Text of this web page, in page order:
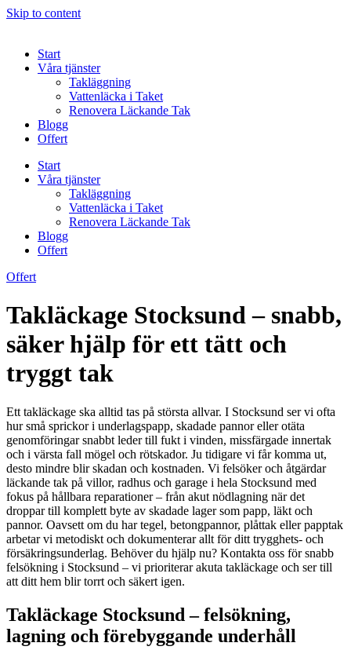
Skip to content
Start
Våra tjänster
Takläggning
Vattenläcka i Taket
Renovera Läckande Tak
Blogg
Offert
Start
Våra tjänster
Takläggning
Vattenläcka i Taket
Renovera Läckande Tak
Blogg
Offert
Offert
Takläckage Stocksund – snabb,
säker hjälp för ett tätt och
tryggt tak
Ett takläckage ska alltid tas på största allvar. I Stocksund ser vi ofta
hur små sprickor i underlagspapp, skadade pannor eller otäta
genomföringar snabbt leder till fukt i vinden, missfärgade innertak
och i värsta fall mögel och rötskador. Ju tidigare vi får komma ut,
desto mindre blir skadan och kostnaden. Vi felsöker och åtgärdar
läckande tak på villor, radhus och garage i hela Stocksund med
fokus på hållbara reparationer – från akut nödlagning när det
droppar till komplett byte av skadade lager som papp, läkt och
pannor. Oavsett om du har tegel, betongpannor, plåttak eller papptak
arbetar vi metodiskt och dokumenterar allt för ditt trygghets- och
försäkringsunderlag. Behöver du hjälp nu? Kontakta oss för snabb
felsökning i Stocksund – vi prioriterar akuta takläckage och ser till
att ditt hem blir torrt och säkert igen.
Takläckage Stocksund – felsökning,
lagning och förebyggande underhåll